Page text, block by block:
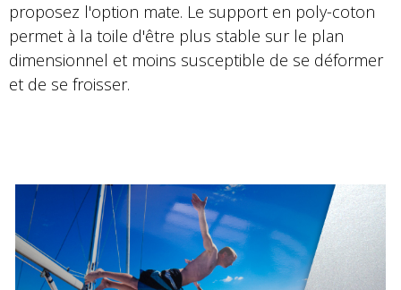
proposez l'option mate. Le support en poly-coton
permet à la toile d'être plus stable sur le plan
dimensionnel et moins susceptible de se déformer
et de se froisser.